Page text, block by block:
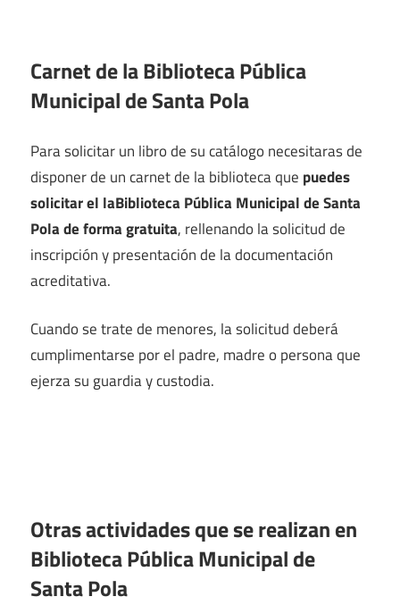
Carnet de la Biblioteca Pública
Municipal de Santa Pola
Para solicitar un libro de su catálogo necesitaras de
disponer de un carnet de la biblioteca que puedes
solicitar el laBiblioteca Pública Municipal de Santa
Pola de forma gratuita, rellenando la solicitud de
inscripción y presentación de la documentación
acreditativa.
Cuando se trate de menores, la solicitud deberá
cumplimentarse por el padre, madre o persona que
ejerza su guardia y custodia.
Otras actividades que se realizan en
Biblioteca Pública Municipal de
Santa Pola